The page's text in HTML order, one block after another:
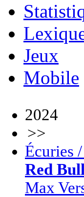
Jeux
Mobile
2024
>>
Écuries
Red
Max